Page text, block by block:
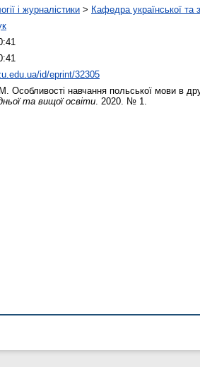
і журналістики > Кафедра української та
id/eprint/32305
Особливості навчання польської мови в
та вищої освіти. 2020. № 1.